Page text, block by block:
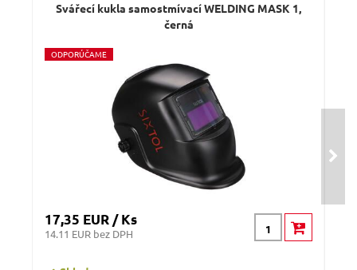
Svářecí kukla samostmívací WELDING MASK 1,
černá
ODPORÚČAME
17,35 EUR / Ks
14.11 EUR bez DPH